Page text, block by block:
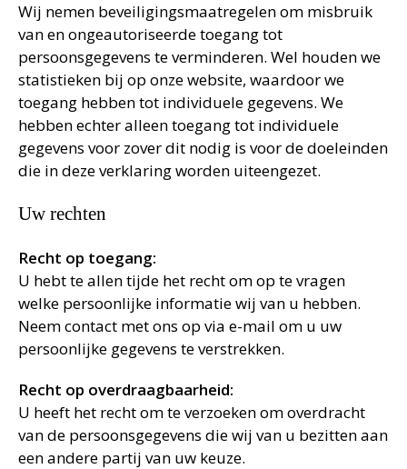
Wij nemen beveiligingsmaatregelen om misbruik
van en ongeautoriseerde toegang tot
persoonsgegevens te verminderen. Wel houden we
statistieken bij op onze website, waardoor we
toegang hebben tot individuele gegevens. We
hebben echter alleen toegang tot individuele
gegevens voor zover dit nodig is voor de doeleinden
die in deze verklaring worden uiteengezet.
Uw rechten
Recht op toegang:
U hebt te allen tijde het recht om op te vragen
welke persoonlijke informatie wij van u hebben.
Neem contact met ons op via e-mail om u uw
persoonlijke gegevens te verstrekken.
Recht op overdraagbaarheid:
U heeft het recht om te verzoeken om overdracht
van de persoonsgegevens die wij van u bezitten aan
een andere partij van uw keuze.